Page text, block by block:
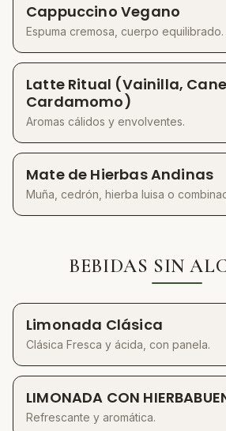
Cappuccino Vegano
Espuma cremosa, cuerpo equilibrado.
Latte Ritual (Vainilla,
Cardamomo)
Aromas cálidos y envolventes.
Mate de Hierbas Andinas
Muña, cedrón, hierba luisa o
BEBIDAS SIN
Limonada Clásica
Clásica Fresca y ácida, con panela.
LIMONADA CON
Refrescante y aromática.